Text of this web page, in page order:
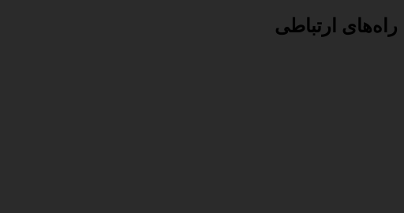
راه‌های ارتباطی